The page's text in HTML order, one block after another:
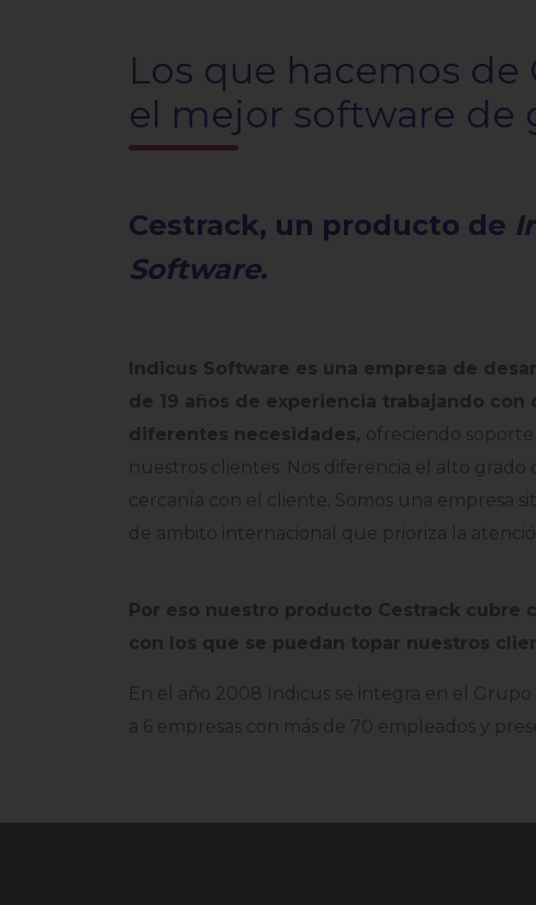
Los que hacemos de
el mejor software de
Cestrack, un producto de
Software.
Indicus Software es una empresa de
de 19 años de experiencia trabajando con
diferentes necesidades, ofreciendo soporte
nuestros clientes. Nos diferencia el alto grado
cercanía con el cliente. Somos una empresa
de ambito internacional que prioriza la
Por eso nuestro producto Cestrack cubre
con los que se puedan topar nuestros
En el año 2008 Indicus se integra en el
a 6 empresas con más de 70 empleados y